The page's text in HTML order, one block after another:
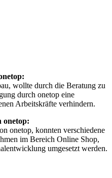
wollte durch die Beratung zu
durch onetop eine
Arbeitskräfte verhindern.
onetop:
onetop, konnten verschiedene
im Bereich Online Shop,
umgesetzt werden.